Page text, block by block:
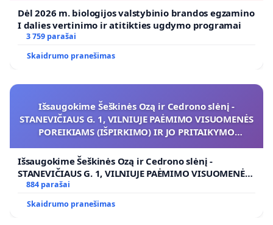
Dėl 2026 m. biologijos valstybinio brandos egzamino
I dalies vertinimo ir atitikties ugdymo programai
3 759 parašai
Skaidrumo pranešimas
Išsaugokime Šeškinės Ozą ir Cedrono slėnį -
STANEVIČIAUS G. 1, VILNIUJE PAĖMIMO VISUOMENĖS
POREIKIAMS (IŠPIRKIMO) IR JO PRITAIKYMO
Išsaugokime Šeškinės Ozą ir Cedrono slėnį -
STANEVIČIAUS G. 1, VILNIUJE PAĖMIMO VISUOMENĖS
POREIKIAMS (IŠPIRKIMO) IR JO PRITAIKYMO VIEŠAJAI
884 parašai
Skaidrumo pranešimas